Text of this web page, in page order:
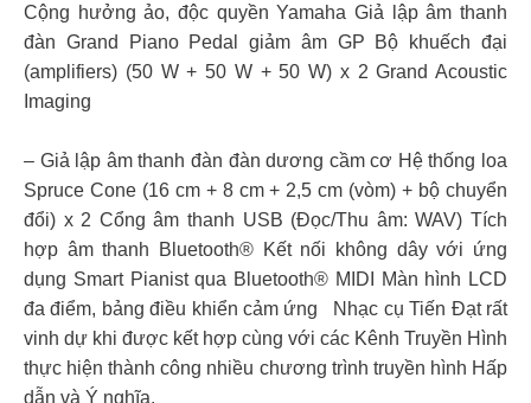
Cộng hưởng ảo, độc quyền Yamaha Giả lập âm thanh
đàn Grand Piano Pedal giảm âm GP Bộ khuếch đại
(amplifiers) (50 W + 50 W + 50 W) x 2 Grand Acoustic
Imaging
– Giả lập âm thanh đàn đàn dương cầm cơ Hệ thống loa
Spruce Cone (16 cm + 8 cm + 2,5 cm (vòm) + bộ chuyển
đổi) x 2 Cổng âm thanh USB (Đọc/Thu âm: WAV) Tích
hợp âm thanh Bluetooth® Kết nối không dây với ứng
dụng Smart Pianist qua Bluetooth® MIDI Màn hình LCD
đa điểm, bảng điều khiển cảm ứng Nhạc cụ Tiến Đạt rất
vinh dự khi được kết hợp cùng với các Kênh Truyền Hình
thực hiện thành công nhiều chương trình truyền hình Hấp
dẫn và Ý nghĩa.